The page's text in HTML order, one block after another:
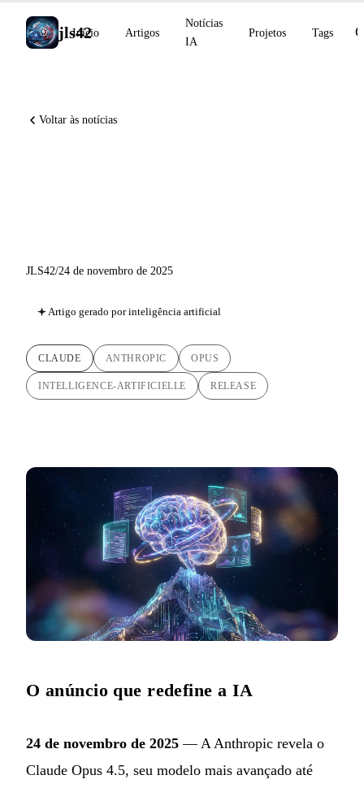
jls42
Início Artigos
Notícias
IA
Projetos Tags
Voltar às notícias
JLS42/24 de novembro de 2025
Artigo gerado por inteligência artificial
CLAUDE ANTHROPIC OPUS
INTELLIGENCE-ARTIFICIELLE RELEASE
O anúncio que redefine a IA
24 de novembro de 2025 — A Anthropic revela o
Claude Opus 4.5, seu modelo mais avançado até